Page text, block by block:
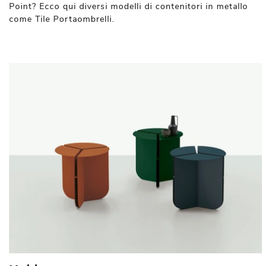
Point? Ecco qui diversi modelli di contenitori in metallo
come Tile Portaombrelli.